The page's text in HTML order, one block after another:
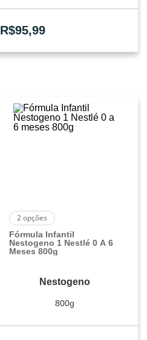
R$95,99
2opções
Fórmula Infantil
Nestogeno 1 Nestlé 0 A 6
Meses 800g
Nestogeno
800g